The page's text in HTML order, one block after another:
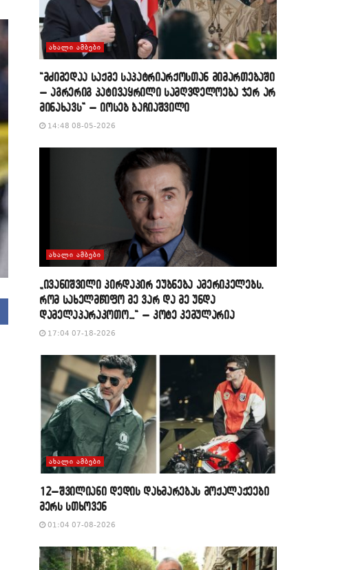
ᲐᲮᲐᲚᲘ ᲐᲛᲑᲔᲑᲘ
“მძიმედაა საქმე საპატრიარქოსთან მიმართებაში
– აგრერიგ პატივაყრილი სამღვდელოება ჯერ არ
მინახავს” – იოსებ ბაჩიაშვილი
14:48 08-05-2026
ᲐᲮᲐᲚᲘ ᲐᲛᲑᲔᲑᲘ
„ივანიშვილი პირდაპირ ეუბნება ამერიკელებს,
რომ სახელმწიფო მე ვარ და მე უნდა
დამელაპარაკოთო…“ – კოტე კემულარია
17:04 07-18-2026
ᲐᲮᲐᲚᲘ ᲐᲛᲑᲔᲑᲘ
12–შვილიანი დედის დახმარებას მოქალაქეები
მერს სთხოვენ
01:04 07-08-2026